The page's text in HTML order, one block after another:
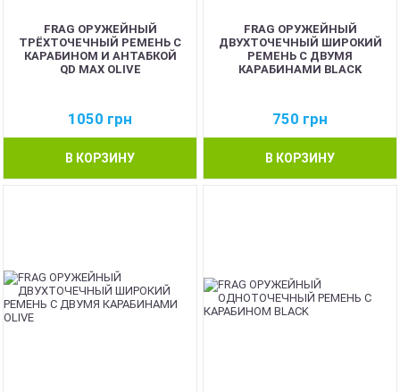
FRAG ОРУЖЕЙНЫЙ
ТРЁХТОЧЕЧНЫЙ РЕМЕНЬ С
КАРАБИНОМ И АНТАБКОЙ
QD MAX OLIVE
1050 грн
В КОРЗИНУ
FRAG ОРУЖЕЙНЫЙ
ДВУХТОЧЕЧНЫЙ ШИРОКИЙ
РЕМЕНЬ С ДВУМЯ
КАРАБИНАМИ BLACK
750 грн
В КОРЗИНУ